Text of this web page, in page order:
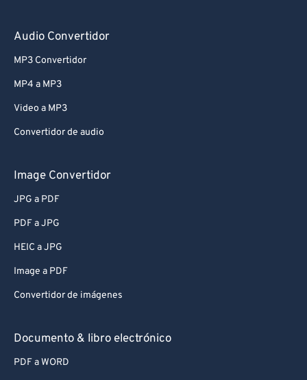
Audio Convertidor
MP3 Convertidor
MP4 a MP3
Video a MP3
Convertidor de audio
Image Convertidor
JPG a PDF
PDF a JPG
HEIC a JPG
Image a PDF
Convertidor de imágenes
Documento & libro electrónico
PDF a WORD